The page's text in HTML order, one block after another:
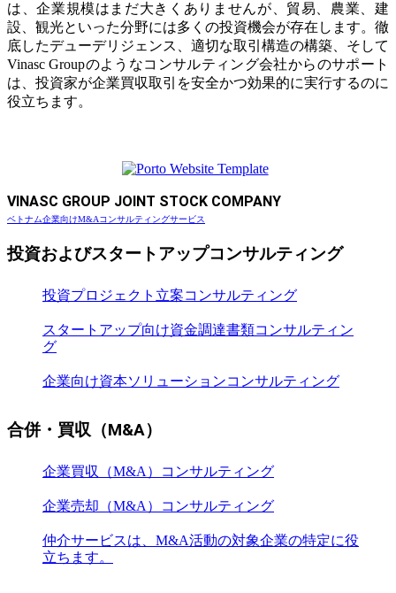
は、企業規模はまだ大きくありませんが、貿易、農業、建
設、観光といった分野には多くの投資機会が存在します。徹
底したデューデリジェンス、適切な取引構造の構築、そして
Vinasc Groupのようなコンサルティング会社からのサポート
は、投資家が企業買収取引を安全かつ効果的に実行するのに
役立ちます。
VINASC GROUP JOINT STOCK COMPANY
ベトナム企業向けM&Aコンサルティングサービス
投資およびスタートアップコンサルティング
投資プロジェクト立案コンサルティング
スタートアップ向け資金調達書類コンサルティン
グ
企業向け資本ソリューションコンサルティング
合併・買収（M&A）
企業買収（M&A）コンサルティング
企業売却（M&A）コンサルティング
仲介サービスは、M&A活動の対象企業の特定に役
立ちます。